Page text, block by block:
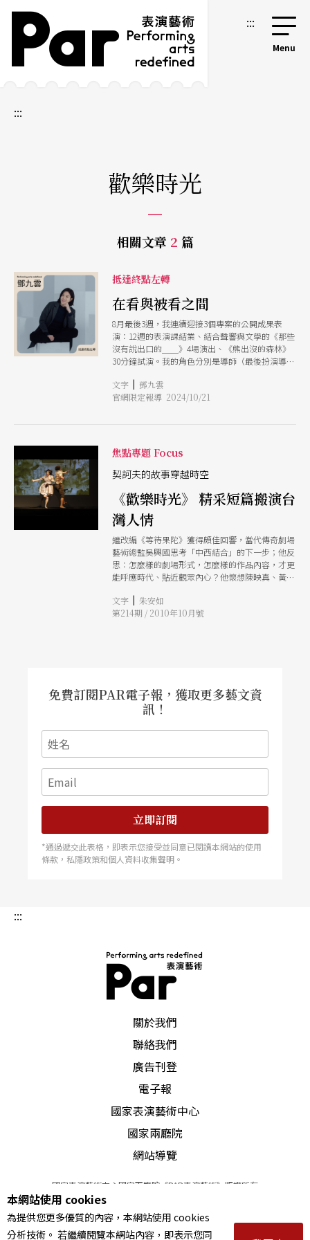
跳到主要內容區塊
網站導覽 :::
:::
歡樂時光
相關文章 2 篇
抵達終點左轉
在看與被看之間
8月最後3週，我連續迎接3個專案的公開成果表
演：12週的表演課結業、結合聲響與文學的《那些
沒有說出口的＿＿》4場演出、《熊出沒的森林》
30分鐘試演。我的角色分別是導師（最後扮演導
是為期3個月到半年以上的工作期程，準備算十分
充裕，所以因創作的不確定性而焦頭爛額的階段已
今年我訂的主題是：虛構是對現實的溫柔補償。裡
面有半數是已工作過一、兩期的舊生，所以我打定
主意把這當成一門進階班的創作表演課程。前半部
其中也曾試圖引導學員把即興內容轉譯成可以複演
主軸（變成寫劇本課）而停止發展。後半部我們開
始工作濱口竜介的電影劇本《歡樂時光》，與他在
書中記錄的「方法論」。 濱口竜介是我所熟知的
導演裡，最看重文本的。他對冷讀的偏好，甚至直
接將此方法化為形式貫串《在車上》整部電影。老
實說，要讓學生進行為期半個月的冷讀練習，首要
克服的就是如何不要被「什麼都沒有」而打敗必須
進行一種違反慾望（想詮釋，做點什麼）的過程，
重新培養出一種細緻又脆弱、新生卻個性化的直
然決定聚焦在台詞的處理。對現階段的學員來說，
能被聽得進去，可能比好不好看來得更重要。演出
並感謝他們對我的信任讓我凝視著赤裸、毫無保留
的。如果你想要討好老師、怕犯錯，或是想出風頭
的話，凝視的引導者能給予的協助會變少。因為我
個沒有預期的走位或動作，突現的奇妙語氣，過長
的停頓，甚至是不知從哪來的情緒。課程結束後，
我跳出來想換作是我要這樣保持敞開、毫無預設被
盯著看那麼
文字 | 鄧九雲
官網限定報導 2024/10/21
焦點專題 Focus
契訶夫的故事穿越時空
《歡樂時光》 精采短篇搬演台
灣人情
繼改編《等待果陀》獲得頗佳回響，當代傳奇劇場
藝術總監吳興國思考「中西結合」的下一步；他反
思：怎麼樣的劇場形式，怎麼樣的作品內容，才更
能呼應時代、貼近觀眾內心？他懷想陳映真、黃春
夫；適逢契訶夫一百五十年誕辰，一個開闢複合性
園區，結合戲劇與生活，透過台灣民眾共同記憶，
文字 | 朱安如
第214期 / 2010年10月號
免費訂閱PAR電子報，獲取更多藝文資
訊！
立即訂閱
*通過遞交此表格，即表示您接受並同意已閱讀本網站的使用
條款，私隱政策和個人資料收集聲明。
:::
關於我們
聯絡我們
廣告刊登
電子報
國家表演藝術中心
國家兩廳院
網站導覽
國家表演藝術中心國家兩廳院《PAR表演藝術》版權所有
© 2022Performing arts redefined. All Rights Reserved
統一編號 Tax Id number 00973926
本站所提供相關演出資訊，如有異動應以主辦單位公告為準。
本網站使用 cookies
為提供您更多優質的內容，本網站使用 cookies
分析技術。 若繼續閱覽本網站內容，即表示您同